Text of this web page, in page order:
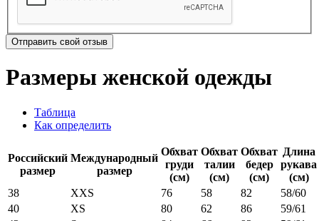
Отправить свой отзыв
Размеры женской одежды
Таблица
Как определить
Российский
размер
Международный
размер
Обхват
груди
(см)
Обхват
талии
(см)
Обхват
бедер
(см)
Длина
рукава
(см)
38
XXS 76 58 82
58/60
40
XS 80 62 86
59/61